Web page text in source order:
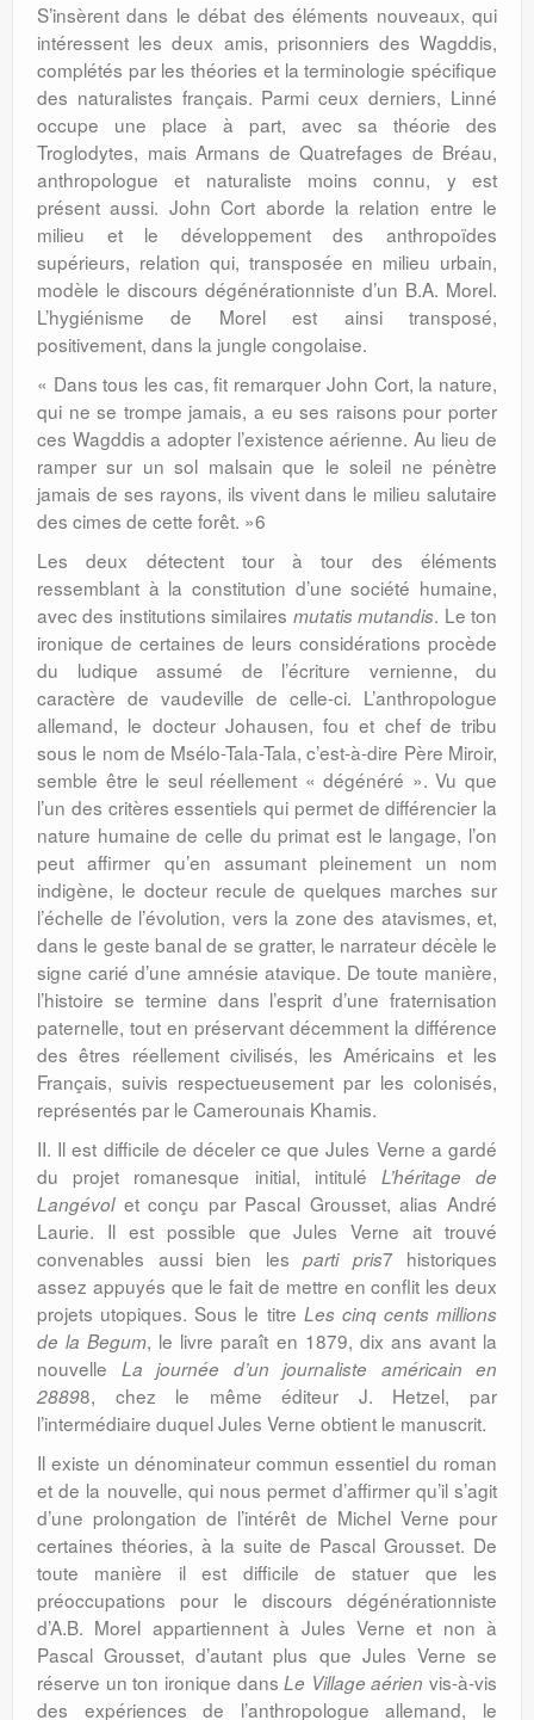
S’insèrent dans le débat des éléments nouveaux, qui
intéressent les deux amis, prisonniers des Wagddis,
complétés par les théories et la terminologie spécifique
des naturalistes français. Parmi ceux derniers, Linné
occupe une place à part, avec sa théorie des
Troglodytes, mais Armans de Quatrefages de Bréau,
anthropologue et naturaliste moins connu, y est
présent aussi. John Cort aborde la relation entre le
milieu et le développement des anthropoïdes
supérieurs, relation qui, transposée en milieu urbain,
modèle le discours dégénérationniste d’un B.A. Morel.
L’hygiénisme de Morel est ainsi transposé,
positivement, dans la jungle congolaise.
« Dans tous les cas, fit remarquer John Cort, la nature,
qui ne se trompe jamais, a eu ses raisons pour porter
ces Wagddis a adopter l’existence aérienne. Au lieu de
ramper sur un sol malsain que le soleil ne pénètre
jamais de ses rayons, ils vivent dans le milieu salutaire
des cimes de cette forêt. »6
Les deux détectent tour à tour des éléments
ressemblant à la constitution d’une société humaine,
avec des institutions similaires mutatis mutandis. Le ton
ironique de certaines de leurs considérations procède
du ludique assumé de l’écriture vernienne, du
caractère de vaudeville de celle-ci. L’anthropologue
allemand, le docteur Johausen, fou et chef de tribu
sous le nom de Msélo-Tala-Tala, c’est-à-dire Père Miroir,
semble être le seul réellement « dégénéré ». Vu que
l’un des critères essentiels qui permet de différencier la
nature humaine de celle du primat est le langage, l’on
peut affirmer qu’en assumant pleinement un nom
indigène, le docteur recule de quelques marches sur
l’échelle de l’évolution, vers la zone des atavismes, et,
dans le geste banal de se gratter, le narrateur décèle le
signe carié d’une amnésie atavique. De toute manière,
l’histoire se termine dans l’esprit d’une fraternisation
paternelle, tout en préservant décemment la différence
des êtres réellement civilisés, les Américains et les
Français, suivis respectueusement par les colonisés,
représentés par le Camerounais Khamis.
II. Il est difficile de déceler ce que Jules Verne a gardé
du projet romanesque initial, intitulé L’héritage de
Langévolet conçu par Pascal Grousset, alias André
Laurie. Il est possible que Jules Verne ait trouvé
convenables aussi bien les parti pris7 historiques
assez appuyés que le fait de mettre en conflit les deux
projets utopiques. Sous le titre Les cinq cents millions
de la Begum, le livre paraît en 1879, dix ans avant la
nouvelle La journée d’un journaliste américain en
28898, chez le même éditeur J. Hetzel, par
l’intermédiaire duquel Jules Verne obtient le manuscrit.
Il existe un dénominateur commun essentiel du roman
et de la nouvelle, qui nous permet d’affirmer qu’il s’agit
d’une prolongation de l’intérêt de Michel Verne pour
certaines théories, à la suite de Pascal Grousset. De
toute manière il est difficile de statuer que les
préoccupations pour le discours dégénérationniste
d’A.B. Morel appartiennent à Jules Verne et non à
Pascal Grousset, d’autant plus que Jules Verne se
réserve un ton ironique dansLe Village aérien vis-à-vis
des expériences de l’anthropologue allemand, le